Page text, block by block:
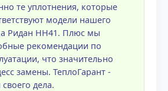
те уплотнения, которые
модели нашего
Ридан НН41. Плюс мы
рекомендации по
что значительно
замены. ТеплоГарант -
дела.